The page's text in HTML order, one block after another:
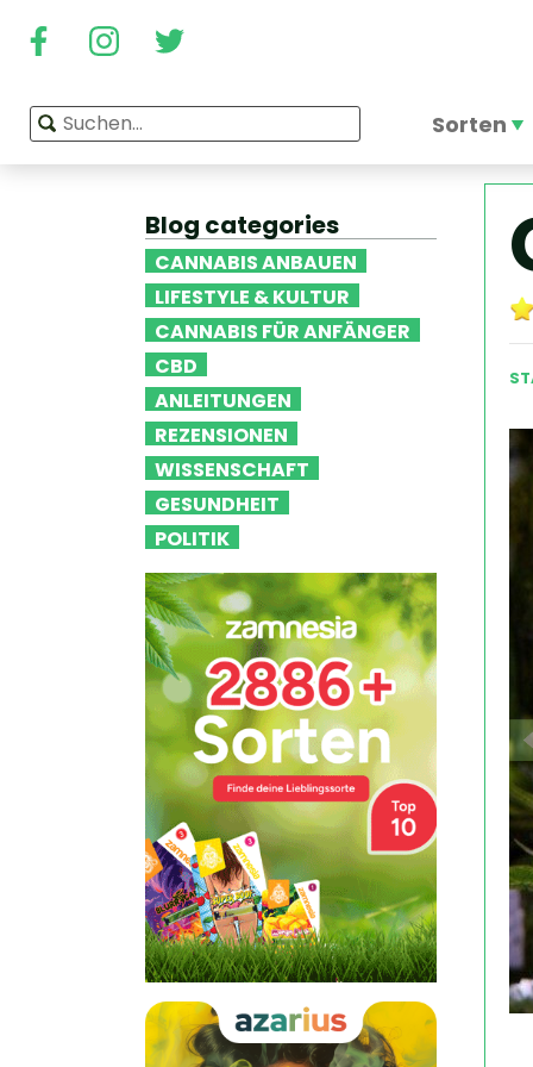
Sorten
Blog categories
CANNABIS ANBAUEN
LIFESTYLE & KULTUR
CANNABIS FÜR ANFÄNGER
CBD
ANLEITUNGEN
REZENSIONEN
WISSENSCHAFT
GESUNDHEIT
POLITIK